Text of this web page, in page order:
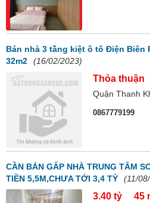
Bán nhà 3 tầng kiệt ô tô Điện Biên
32m2
(16/02/2023)
Thỏa thuận
Quận Thanh
0867779199
CẦN BÁN GẤP NHÀ TRUNG TÂM
TIỀN 5,5M,CHƯA TỚI 3,4 TỶ
(11/
3.40 tỷ 45